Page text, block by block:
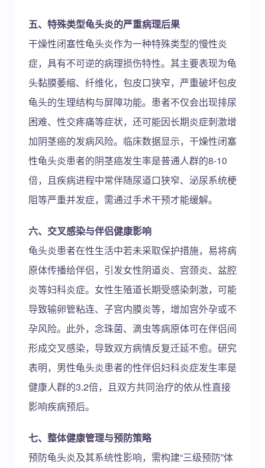
五、特殊类型龟头炎的严重病理后果
干燥性闭塞性龟头炎作为一种特殊类型的慢性炎
症，具有不可逆的病理损伤特性。其主要表现为龟
头黏膜萎缩、纤维化，包皮口狭窄，严重破坏包皮
龟头的生理结构与屏障功能。患者不仅会出现排尿
困难、性交疼痛等症状，还可能因长期炎症刺激增
加阴茎癌的发病风险。临床数据显示，干燥性闭塞
性龟头炎患者的阴茎癌发生率是普通人群的8-10
倍，且疾病进程中常伴随尿道口狭窄、泌尿系统梗
阻等严重并发症，需通过手术干预才能缓解。
六、交叉感染与伴侣健康影响
龟头炎患者在性生活中若未采取保护措施，易将病
原体传播给伴侣，引发女性阴道炎、宫颈炎、盆腔
炎等妇科炎症。女性生殖道长期受感染刺激，可能
导致输卵管粘连、子宫内膜炎等，增加宫外孕或不
孕风险。此外，念珠菌、滴虫等病原体可在伴侣间
形成交叉感染，导致双方病情反复迁延不愈。研究
表明，男性龟头炎患者的性伴侣妇科炎症发生率是
健康人群的3.2倍，且双方共同治疗的依从性直接
影响疾病预后。
七、整体健康管理与预防策略
预防龟头炎及其系统性影响，需构建“三级预防”体